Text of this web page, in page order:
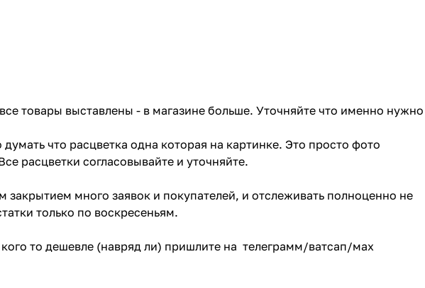
товары выставлены - в магазине больше. Уточняйте что именно нужно
что расцветка одна которая на картинке. Это просто фото
расцветки согласовывайте и уточняйте.
много заявок и покупателей, и отслеживать полноценно не
только по воскресеньям.
то дешевле (навряд ли) пришлите на телеграмм/ватсап/мах